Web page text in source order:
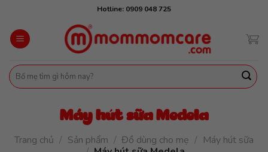
content
Hotline: 0909 048 725
Tìm
kiếm:
Máy hút sữa Medela
Trang chủ / Sản phẩm / Đồ dùng cho mẹ / Máy hút sữa